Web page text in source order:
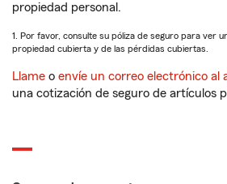
propiedad personal.
1. Por favor, consulte su póliza de seguro para ver
propiedad cubierta y de las pérdidas cubiertas.
Llame o envíe un correo electrónico al
una cotización de seguro de artículos